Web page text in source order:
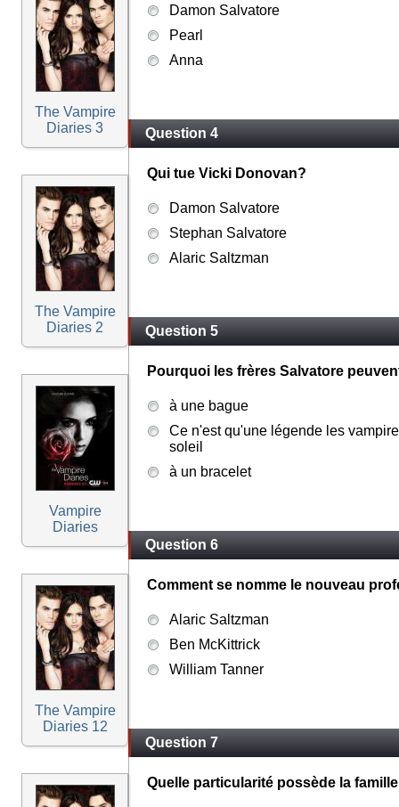
The Vampire
Diaries 3
The Vampire
Diaries 2
Vampire
Diaries
The Vampire
Diaries 12
Damon Salvatore
Pearl
Anna
Question 4
Qui tue Vicki Donovan?
Damon Salvatore
Stephan Salvatore
Alaric Saltzman
Question 5
Pourquoi les frères Salvatore
à une bague
Ce n'est qu'une légende les
soleil
à un bracelet
Question 6
Comment se nomme le nouveau
Alaric Saltzman
Ben McKittrick
William Tanner
Question 7
Quelle particularité possède la